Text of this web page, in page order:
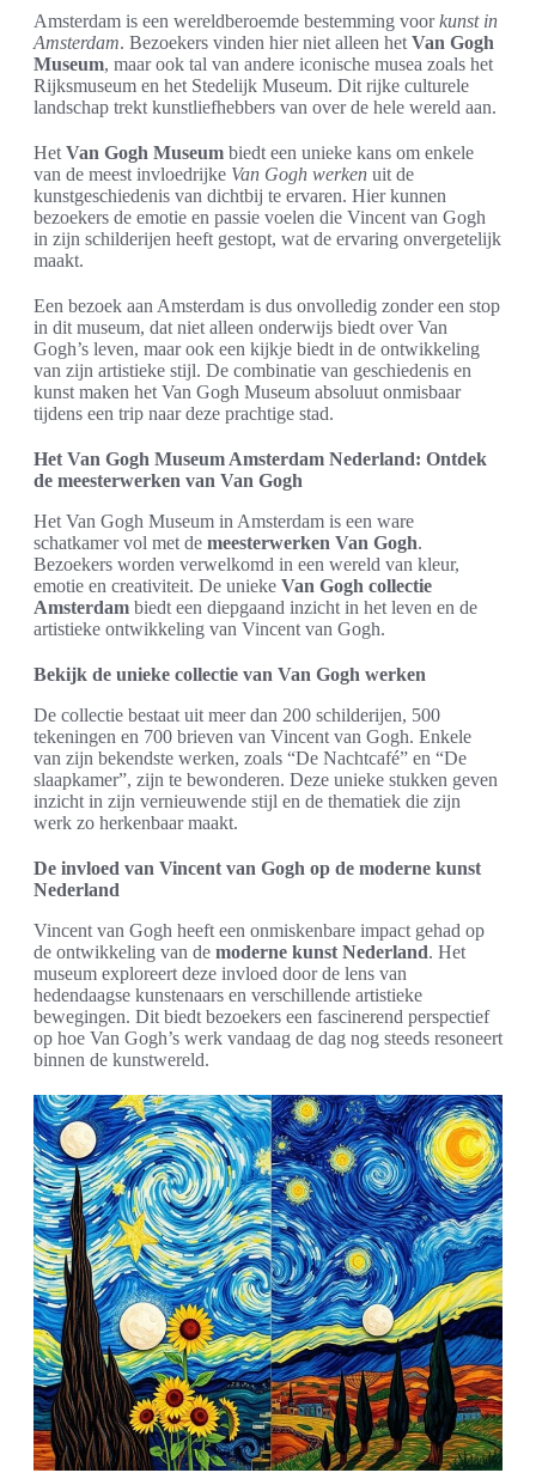
Amsterdam is een wereldberoemde bestemming voorkunst in
Amsterdam. Bezoekers vinden hier niet alleen het Van Gogh
Museum, maar ook tal van andere iconische musea zoals het
Rijksmuseum en het Stedelijk Museum. Dit rijke culturele
landschap trekt kunstliefhebbers van over de hele wereld aan.
Het Van Gogh Museum biedt een unieke kans om enkele
van de meest invloedrijke Van Gogh werken uit de
kunstgeschiedenis van dichtbij te ervaren. Hier kunnen
bezoekers de emotie en passie voelen die Vincent van Gogh
in zijn schilderijen heeft gestopt, wat de ervaring onvergetelijk
maakt.
Een bezoek aan Amsterdam is dus onvolledig zonder een stop
in dit museum, dat niet alleen onderwijs biedt over Van
Gogh’s leven, maar ook een kijkje biedt in de ontwikkeling
van zijn artistieke stijl. De combinatie van geschiedenis en
kunst maken het Van Gogh Museum absoluut onmisbaar
tijdens een trip naar deze prachtige stad.
Het Van Gogh Museum Amsterdam Nederland: Ontdek
de meesterwerken van Van Gogh
Het Van Gogh Museum in Amsterdam is een ware
schatkamer vol met de meesterwerken Van Gogh.
Bezoekers worden verwelkomd in een wereld van kleur,
emotie en creativiteit. De unieke Van Gogh collectie
Amsterdam biedt een diepgaand inzicht in het leven en de
artistieke ontwikkeling van Vincent van Gogh.
Bekijk de unieke collectie van Van Gogh werken
De collectie bestaat uit meer dan 200 schilderijen, 500
tekeningen en 700 brieven van Vincent van Gogh. Enkele
van zijn bekendste werken, zoals “De Nachtcafé” en “De
slaapkamer”, zijn te bewonderen. Deze unieke stukken geven
inzicht in zijn vernieuwende stijl en de thematiek die zijn
werk zo herkenbaar maakt.
De invloed van Vincent van Gogh op de moderne kunst
Nederland
Vincent van Gogh heeft een onmiskenbare impact gehad op
de ontwikkeling van de moderne kunst Nederland. Het
museum exploreert deze invloed door de lens van
hedendaagse kunstenaars en verschillende artistieke
bewegingen. Dit biedt bezoekers een fascinerend perspectief
op hoe Van Gogh’s werk vandaag de dag nog steeds resoneert
binnen de kunstwereld.